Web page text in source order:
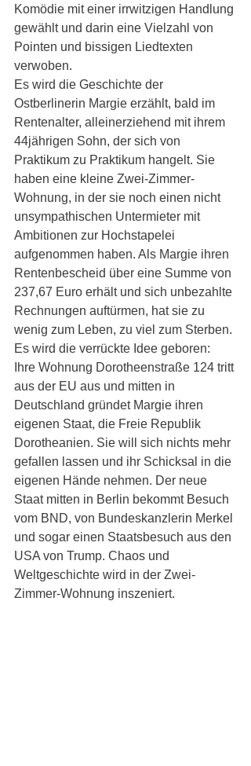
Komödie mit einer irrwitzigen Handlung
gewählt und darin eine Vielzahl von
Pointen und bissigen Liedtexten
verwoben.
Es wird die Geschichte der
Ostberlinerin Margie erzählt, bald im
Rentenalter, alleinerziehend mit ihrem
44jährigen Sohn, der sich von
Praktikum zu Praktikum hangelt. Sie
haben eine kleine Zwei-Zimmer-
Wohnung, in der sie noch einen nicht
unsympathischen Untermieter mit
Ambitionen zur Hochstapelei
aufgenommen haben. Als Margie ihren
Rentenbescheid über eine Summe von
237,67 Euro erhält und sich unbezahlte
Rechnungen auftürmen, hat sie zu
wenig zum Leben, zu viel zum Sterben.
Es wird die verrückte Idee geboren:
Ihre Wohnung Dorotheenstraße 124 tritt
aus der EU aus und mitten in
Deutschland gründet Margie ihren
eigenen Staat, die Freie Republik
Dorotheanien. Sie will sich nichts mehr
gefallen lassen und ihr Schicksal in die
eigenen Hände nehmen. Der neue
Staat mitten in Berlin bekommt Besuch
vom BND, von Bundeskanzlerin Merkel
und sogar einen Staatsbesuch aus den
USA von Trump. Chaos und
Weltgeschichte wird in der Zwei-
Zimmer-Wohnung inszeniert.